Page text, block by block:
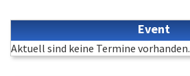
Event
Aktuell sind keine Termine vorhanden.